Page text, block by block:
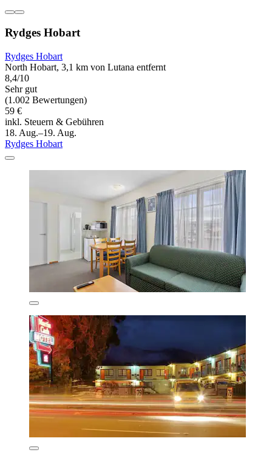
Rydges Hobart
Rydges Hobart
North Hobart, 3,1 km von Lutana entfernt
8,4/10
Sehr gut
(1.002 Bewertungen)
59 €
inkl. Steuern & Gebühren
18. Aug.–19. Aug.
Rydges Hobart